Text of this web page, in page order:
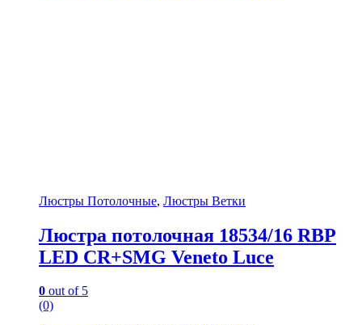
Люстры Потолочные, Люстры Ветки
Люстра потолочная 18534/16 RBP
LED CR+SMG Veneto Luce
0 out of 5
(0)